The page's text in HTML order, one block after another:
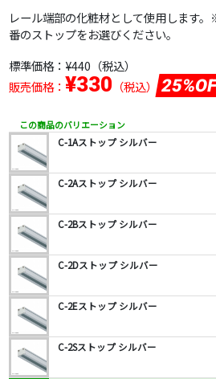
レール端部の化粧材として使用します
番のストップをお選びください。
標準価格： ¥440 （税込）
販売価格： ¥330 （税込）
この商品のバリエーション
C-1Aストップ シルバー
C-2Aストップ シルバー
C-2Bストップ シルバー
C-2Dストップ シルバー
C-2Eストップ シルバー
C-2Sストップ シルバー